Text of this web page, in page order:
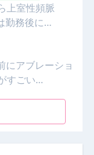
上室性頻脈
勤務後に…
にアブレーショ
すごい…